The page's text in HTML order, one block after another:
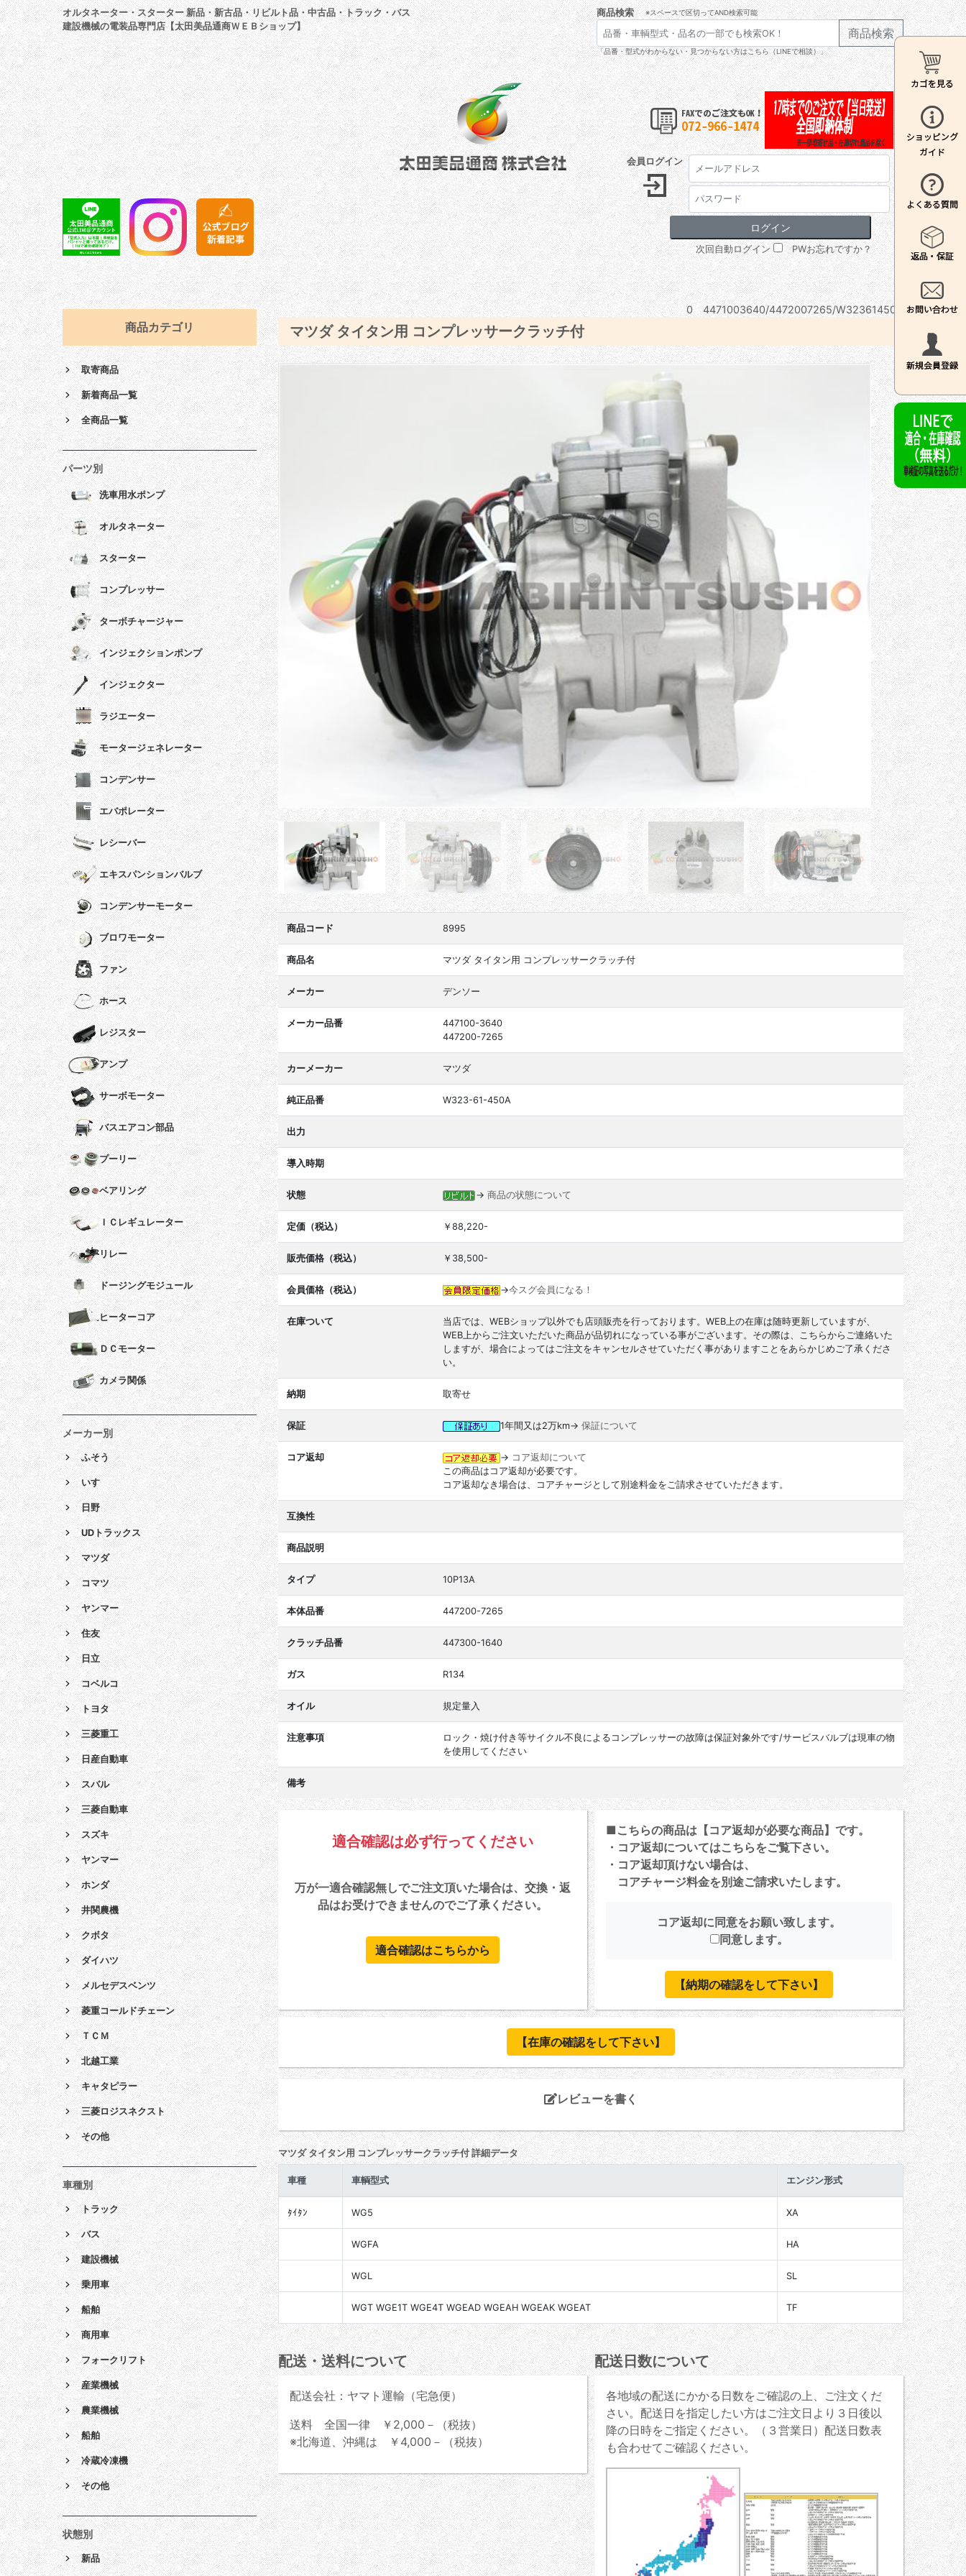
オルタネーター・スターター 新品・新古品・リビルト品・中古品・トラック・バス
建設機械の電装品専門店【太田美品通商ＷＥＢショップ】
商品検索 ※スペースで区切ってAND検索可能
商品検索
「品番・型式がわからない・見つからない方はこちら（LINEで相談）」
会員ログイン
次回自動ログイン PWお忘れですか？
0 4471003640/4472007265/W32361450A
マツダ タイタン用 コンプレッサークラッチ付
商品コード 8995
商品名 マツダ タイタン用 コンプレッサークラッチ付
メーカー デンソー
メーカー品番
447100-3640
447200-7265
カーメーカー マツダ
純正品番 W323-61-450A
出力
導入時期
状態 → 商品の状態について
定価（税込） ￥88,220-
販売価格（税込） ￥38,500-
会員価格（税込） →今スグ会員になる！
在庫ついて
当店では、WEBショップ以外でも店頭販売を行っております。WEB上の在庫は随時更新していますが、
WEB上からご注文いただいた商品が品切れになっている事がございます。その際は、こちらからご連絡いた
しますが、場合によってはご注文をキャンセルさせていただく事がありますことをあらかじめご了承くださ
い。
納期 取寄せ
保証 1年間又は2万km→ 保証について
コア返却 → コア返却について
この商品はコア返却が必要です。
コア返却なき場合は、コアチャージとして別途料金をご請求させていただきます。
互換性
商品説明
タイプ 10P13A
本体品番 447200-7265
クラッチ品番 447300-1640
ガス R134
オイル 規定量入
注意事項
ロック・焼け付き等サイクル不良によるコンプレッサーの故障は保証対象外です/サービスバルブは現車の物
を使用してください
備考
適合確認は必ず行ってください
万が一適合確認無しでご注文頂いた場合は、交換・返
品はお受けできませんのでご了承ください。
適合確認はこちらから
■こちらの商品は【コア返却が必要な商品】です。
・コア返却についてはこちらをご覧下さい。
・コア返却頂けない場合は、
コアチャージ料金を別途ご請求いたします。
コア返却に同意をお願い致します。
同意します。
【納期の確認をして下さい】
【在庫の確認をして下さい】
レビューを書く
マツダ タイタン用 コンプレッサークラッチ付 詳細データ
車種 車輌型式 エンジン形式
ﾀｲﾀﾝ WG5 XA
WGFA HA
WGL SL
WGT WGE1T WGE4T WGEAD WGEAH WGEAK WGEAT TF
配送・送料について
配送会社：ヤマト運輸（宅急便）
送料 全国一律 ￥2,000－（税抜）
※北海道、沖縄は ￥4,000－（税抜）
配送日数について
各地域の配送にかかる日数をご確認の上、ご注文くだ
さい。配送日を指定したい方はご注文日より３日後以
降の日時をご指定ください。（３営業日）配送日数表
も合わせてご確認ください。
商品カテゴリ
取寄商品
新着商品一覧
全商品一覧
パーツ別
洗車用水ポンプ
オルタネーター
スターター
コンプレッサー
ターボチャージャー
インジェクションポンプ
インジェクター
ラジエーター
モータージェネレーター
コンデンサー
エバポレーター
レシーバー
エキスパンションバルブ
コンデンサーモーター
ブロワモーター
ファン
ホース
レジスター
アンプ
サーボモーター
バスエアコン部品
プーリー
ベアリング
ＩＣレギュレーター
リレー
ドージングモジュール
ヒーターコア
ＤＣモーター
カメラ関係
メーカー別
ふそう
いすゞ
日野
UDトラックス
マツダ
コマツ
ヤンマー
住友
日立
コベルコ
トヨタ
三菱重工
日産自動車
スバル
三菱自動車
スズキ
ヤンマー
ホンダ
井関農機
クボタ
ダイハツ
メルセデスベンツ
菱重コールドチェーン
ＴＣＭ
北越工業
キャタピラー
三菱ロジスネクスト
その他
車種別
トラック
バス
建設機械
乗用車
船舶
商用車
フォークリフト
産業機械
農業機械
船舶
冷蔵冷凍機
その他
状態別
新品